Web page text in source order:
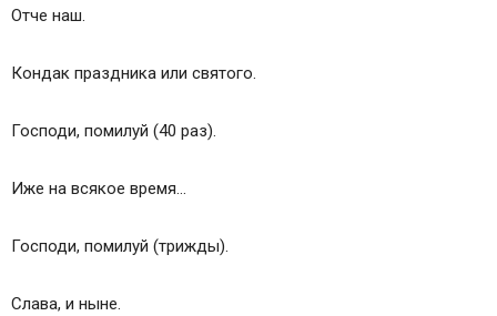
Отче наш.
Кондак праздника или святого.
Господи, помилуй (40 раз).
Иже на всякое время…
Господи, помилуй (трижды).
Слава, и ныне.